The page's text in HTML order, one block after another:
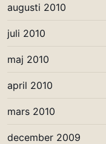
augusti 2010
juli 2010
maj 2010
april 2010
mars 2010
december 2009